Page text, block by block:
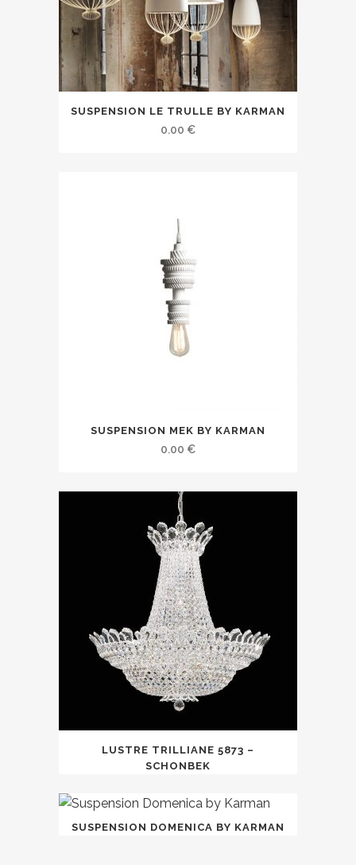
SUSPENSION LE TRULLE BY KARMAN
0.00 €
SUSPENSION MEK BY KARMAN
0.00 €
LUSTRE TRILLIANE 5873 –
SCHONBEK
SUSPENSION DOMENICA BY KARMAN